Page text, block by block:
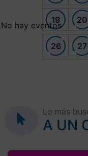
19 20
26 27
No hay eventos
Lo más
A UN